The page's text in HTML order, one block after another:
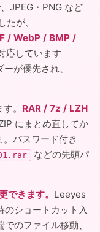
JPEG・PNG など
が、
/ WebP / BMP /
応しています
が優先され、
。 RAR / 7z / LZH
にまとめ直してか
パスワード付き
などの先頭パ
できます。 Leeyes
のショートカット入
のファイル移動、